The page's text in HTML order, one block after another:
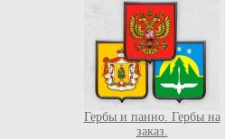
Гербы и панно. Гербы на
заказ.